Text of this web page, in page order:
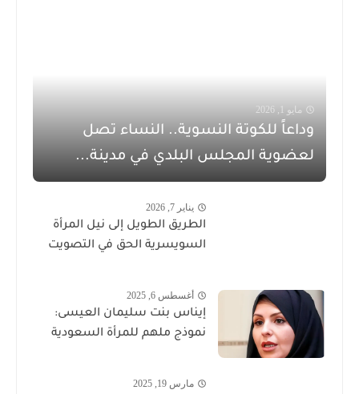
مايو 1, 2026
وداعاً للكوتة النسوية.. النساء تصل
لعضوية المجلس البلدي في مدينة...
يناير 7, 2026
الطريق الطويل إلى نيل المرأة
السويسرية الحق في التصويت
أغسطس 6, 2025
إيناس بنت سليمان العيسى:
نموذج ملهم للمرأة السعودية
مارس 19, 2025